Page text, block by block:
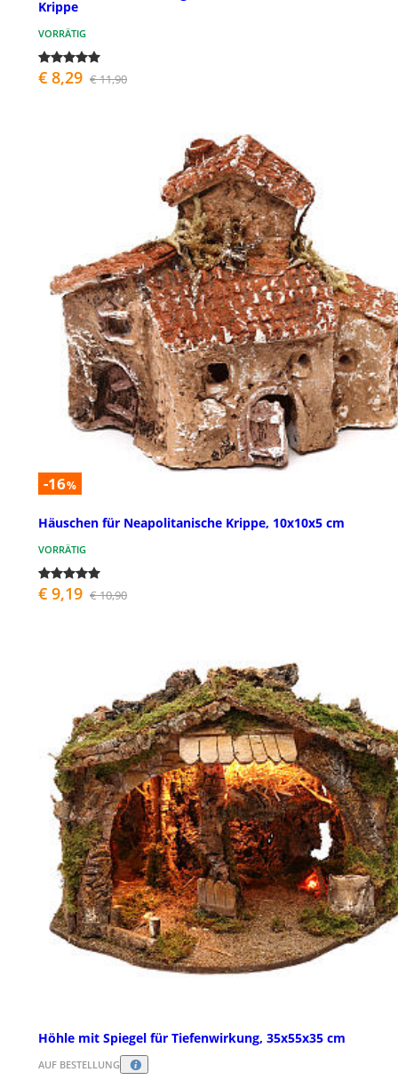
Krippe
VORRÄTIG
€ 8,29 € 11,90
-16%
Häuschen für Neapolitanische Krippe, 10x10x5 cm
VORRÄTIG
€ 9,19 € 10,90
Höhle mit Spiegel für Tiefenwirkung, 35x55x35 cm
AUF BESTELLUNG